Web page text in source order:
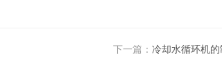
下一篇： 冷却水循环机